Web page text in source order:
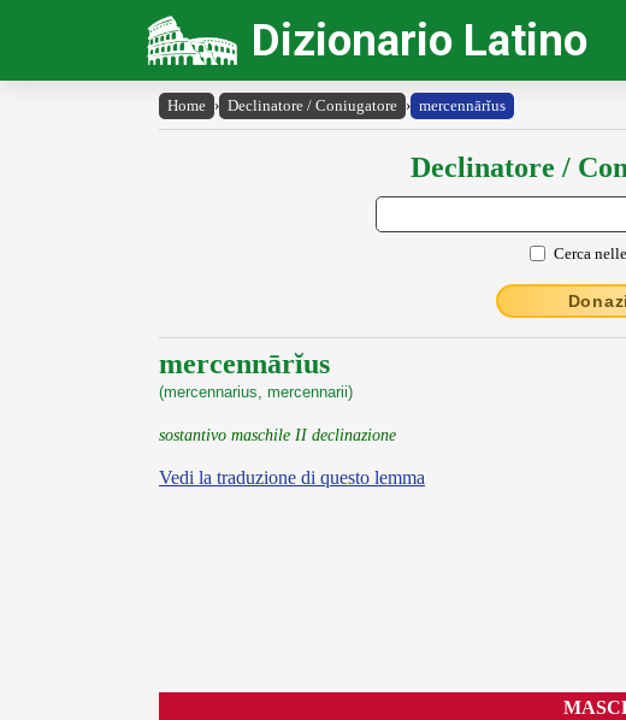
Dizionario Latino
Home › Declinatore / Coniugatore › mercennārĭus
Declinatore /
Cerca
mercennārĭus
(mercennarius, mercennarii)
sostantivo maschile II declinazione
Vedi la traduzione di questo lemma